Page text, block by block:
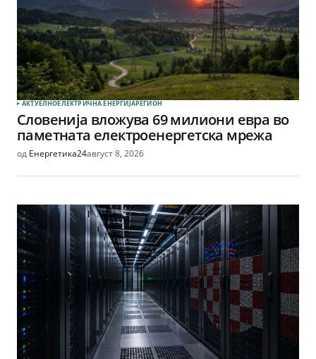
АКТУЕЛНОЕЛЕКТРИЧНА ЕНЕРГИЈАРЕГИОН
Словенија вложува 69 милиони евра во
паметната електроенергетска мрежа
од Енергетика24август 8, 2026